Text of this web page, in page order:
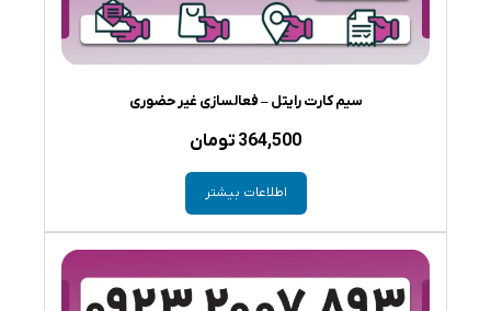
سیم کارت رایتل – فعالسازی غیر حضوری
364,500 تومان
اطلاعات بیشتر